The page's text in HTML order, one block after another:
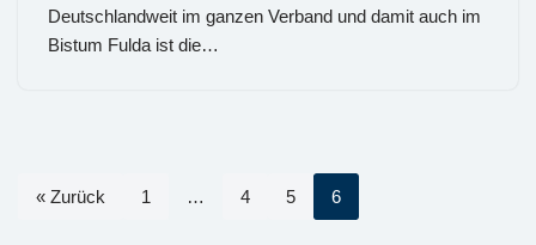
Deutschlandweit im ganzen Verband und damit auch im
Bistum Fulda ist die…
« Zurück 1 … 4 5 6